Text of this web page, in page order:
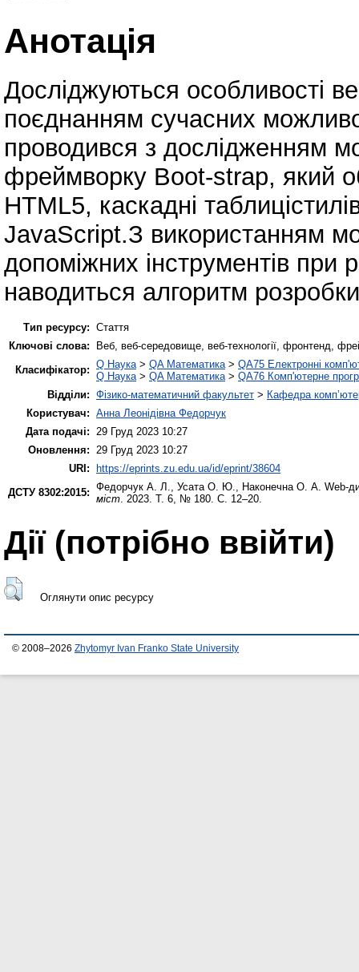
Анотація
Досліджуються особливості
поєднанням сучасних
проводився з дослідженням
фреймворку Boot-strap, який
HTML5, каскадні
JavaScript.З використанням
допоміжних інструментів при
наводиться алгоритм
Тип ресурсу: Стаття
Ключові слова:
Веб, веб-середовище, веб-технології, фронтенд,
Класифікатор: Q Наука > QA Математика > QA75 Електронні
Q Наука > QA Математика > QA76 Комп'ютерне
Відділи: Фізико-математичний факультет > Кафедра
Користувач: Анна Леонідівна Федорчук
Дата подачі:
29 Груд 2023 10:27
Оновлення:
29 Груд 2023 10:27
URI: https://eprints.zu.edu.ua/id/eprint/38604
ДСТУ 8302:2015: Федорчук А. Л. Усата О. Ю. Наконечна О. А. Web-
міст . 2023. Т. 6, № 180. С. 12–20.
Дії ​​(потрібно ввійти)
Оглянути опис ресурсу
© 2008–2026 Zhytomyr Ivan Franko State University